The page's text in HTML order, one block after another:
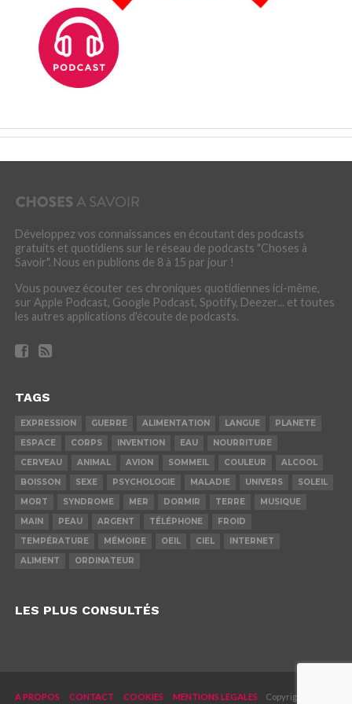
Développez vos connaissances en écoutant des podcasts
gratuits et quotidiens sur le réseau de podcasts "Choses à
Savoir". Nous en publions de 8 à 15 par jour !
Vous pouvez écouter ces chroniques quotidiennes ici-même,
sur Apple Podcast, Google Podcast, Spotify, Deezer... et toutes
les autres applications d'écoute de podcasts.
TAGS
EXPRESSION GUERRE ALIMENTATION LANGUE
PLANETE
ESPACE
CORPS INVENTION EAU
NOURRITURE
CERVEAU
ANIMAL AVION SOMMEIL COULEUR
ALCOOL
BOISSON
SEXE PSYCHOLOGIE MALADIE UNIVERS
SOLEIL
MORT
SYNDROME MER DORMIR TERRE
MUSIQUE
MAIN
PEAU ARGENT TÉLÉPHONE
FROID
TEMPÉRATURE
MÉMOIRE OEIL CIEL
INTERNET
ALIMENT
ORDINATEUR
LES PLUS CONSULTÉS
A PROPOS CONTACT COOKIES MENTIONS LEGALES Copyright © 2019